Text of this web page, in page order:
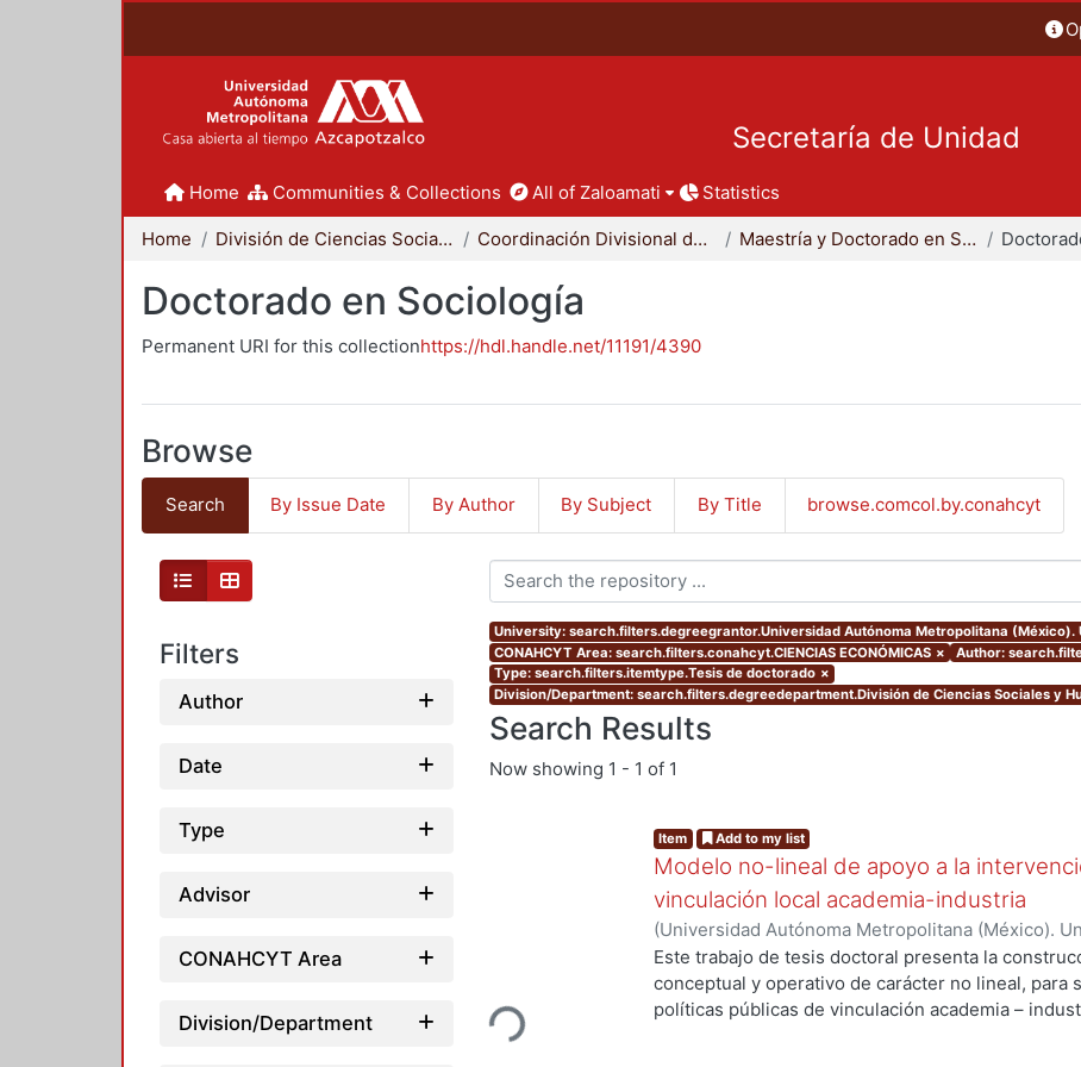
Secretaría de Unidad
Home Communities & Collections All of Zaloamati Statistics
Home División de Ciencias Sociales y Humanidades Coordinación Divisional de Posgrado Maestría y Doctorado en Sociología
Doctorado en Sociología
Permanent URI for this collectionhttps://hdl.handle.net/11191/4390
Browse
Search By Issue Date By Author By Subject By Title browse.comcol.by.conahcyt
Filters
Author
Date
Type
Advisor
CONAHCYT Area
Division/Department
University: search.filters.degreegrantor.Universidad Autónoma Metropolitana (México).
CONAHCYT Area: search.filters.conahcyt.CIENCIAS ECONÓMICAS × Author:
Type: search.filters.itemtype.Tesis de doctorado ×
Division/Department: search.filters.degreedepartment.División de Ciencias Sociales y
Search Results
Now showing 1 - 1 of 1
Loading...
Item Add to my list
Modelo no-lineal de apoyo a la
vinculación local academia-industria
(Universidad Autónoma Metropolitana (México).
de Servicios de Información., 2014-03-24)
Este trabajo de tesis doctoral presenta la
conceptual y operativo de carácter no lineal, para
políticas públicas de vinculación academia –